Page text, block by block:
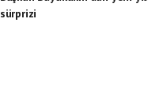
sürprizi